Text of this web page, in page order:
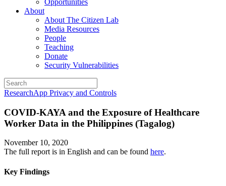
Opportunities
About
About The Citizen Lab
Media Resources
People
Teaching
Donate
Security Vulnerabilities
ResearchApp Privacy and Controls
COVID-KAYA and the Exposure of Healthcare
Worker Data in the Philippines (Tagalog)
November 10, 2020
The full report is in English and can be found here.
Key Findings